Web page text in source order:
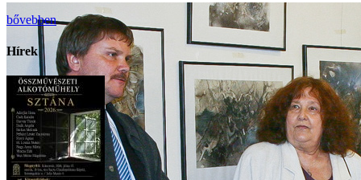
bővebben
Hírek